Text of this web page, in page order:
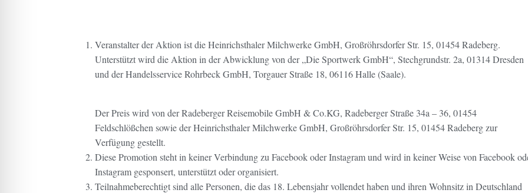
Veranstalter der Aktion ist die Heinrichsthaler Milchwerke GmbH, Großröhrsdorfer Str. 15, 01454 Radeberg.
Unterstützt wird die Aktion in der Abwicklung von der „Die Sportwerk GmbH“, Stechgrundstr. 2a, 01314 Dresden
und der Handelsservice Rohrbeck GmbH, Torgauer Straße 18, 06116 Halle (Saale).
Der Preis wird von der Radeberger Reisemobile GmbH & Co.KG, Radeberger Straße 34a – 36, 01454
Feldschlößchen sowie der Heinrichsthaler Milchwerke GmbH, Großröhrsdorfer Str. 15, 01454 Radeberg zur
Verfügung gestellt.
Diese Promotion steht in keiner Verbindung zu Facebook oder Instagram und wird in keiner Weise von Facebook
Instagram gesponsert, unterstützt oder organisiert.
Teilnahmeberechtigt sind alle Personen, die das 18. Lebensjahr vollendet haben und ihren Wohnsitz in Deutschland